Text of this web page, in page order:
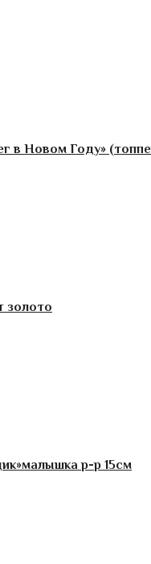
в Новом Году»
золото
р-р 15см